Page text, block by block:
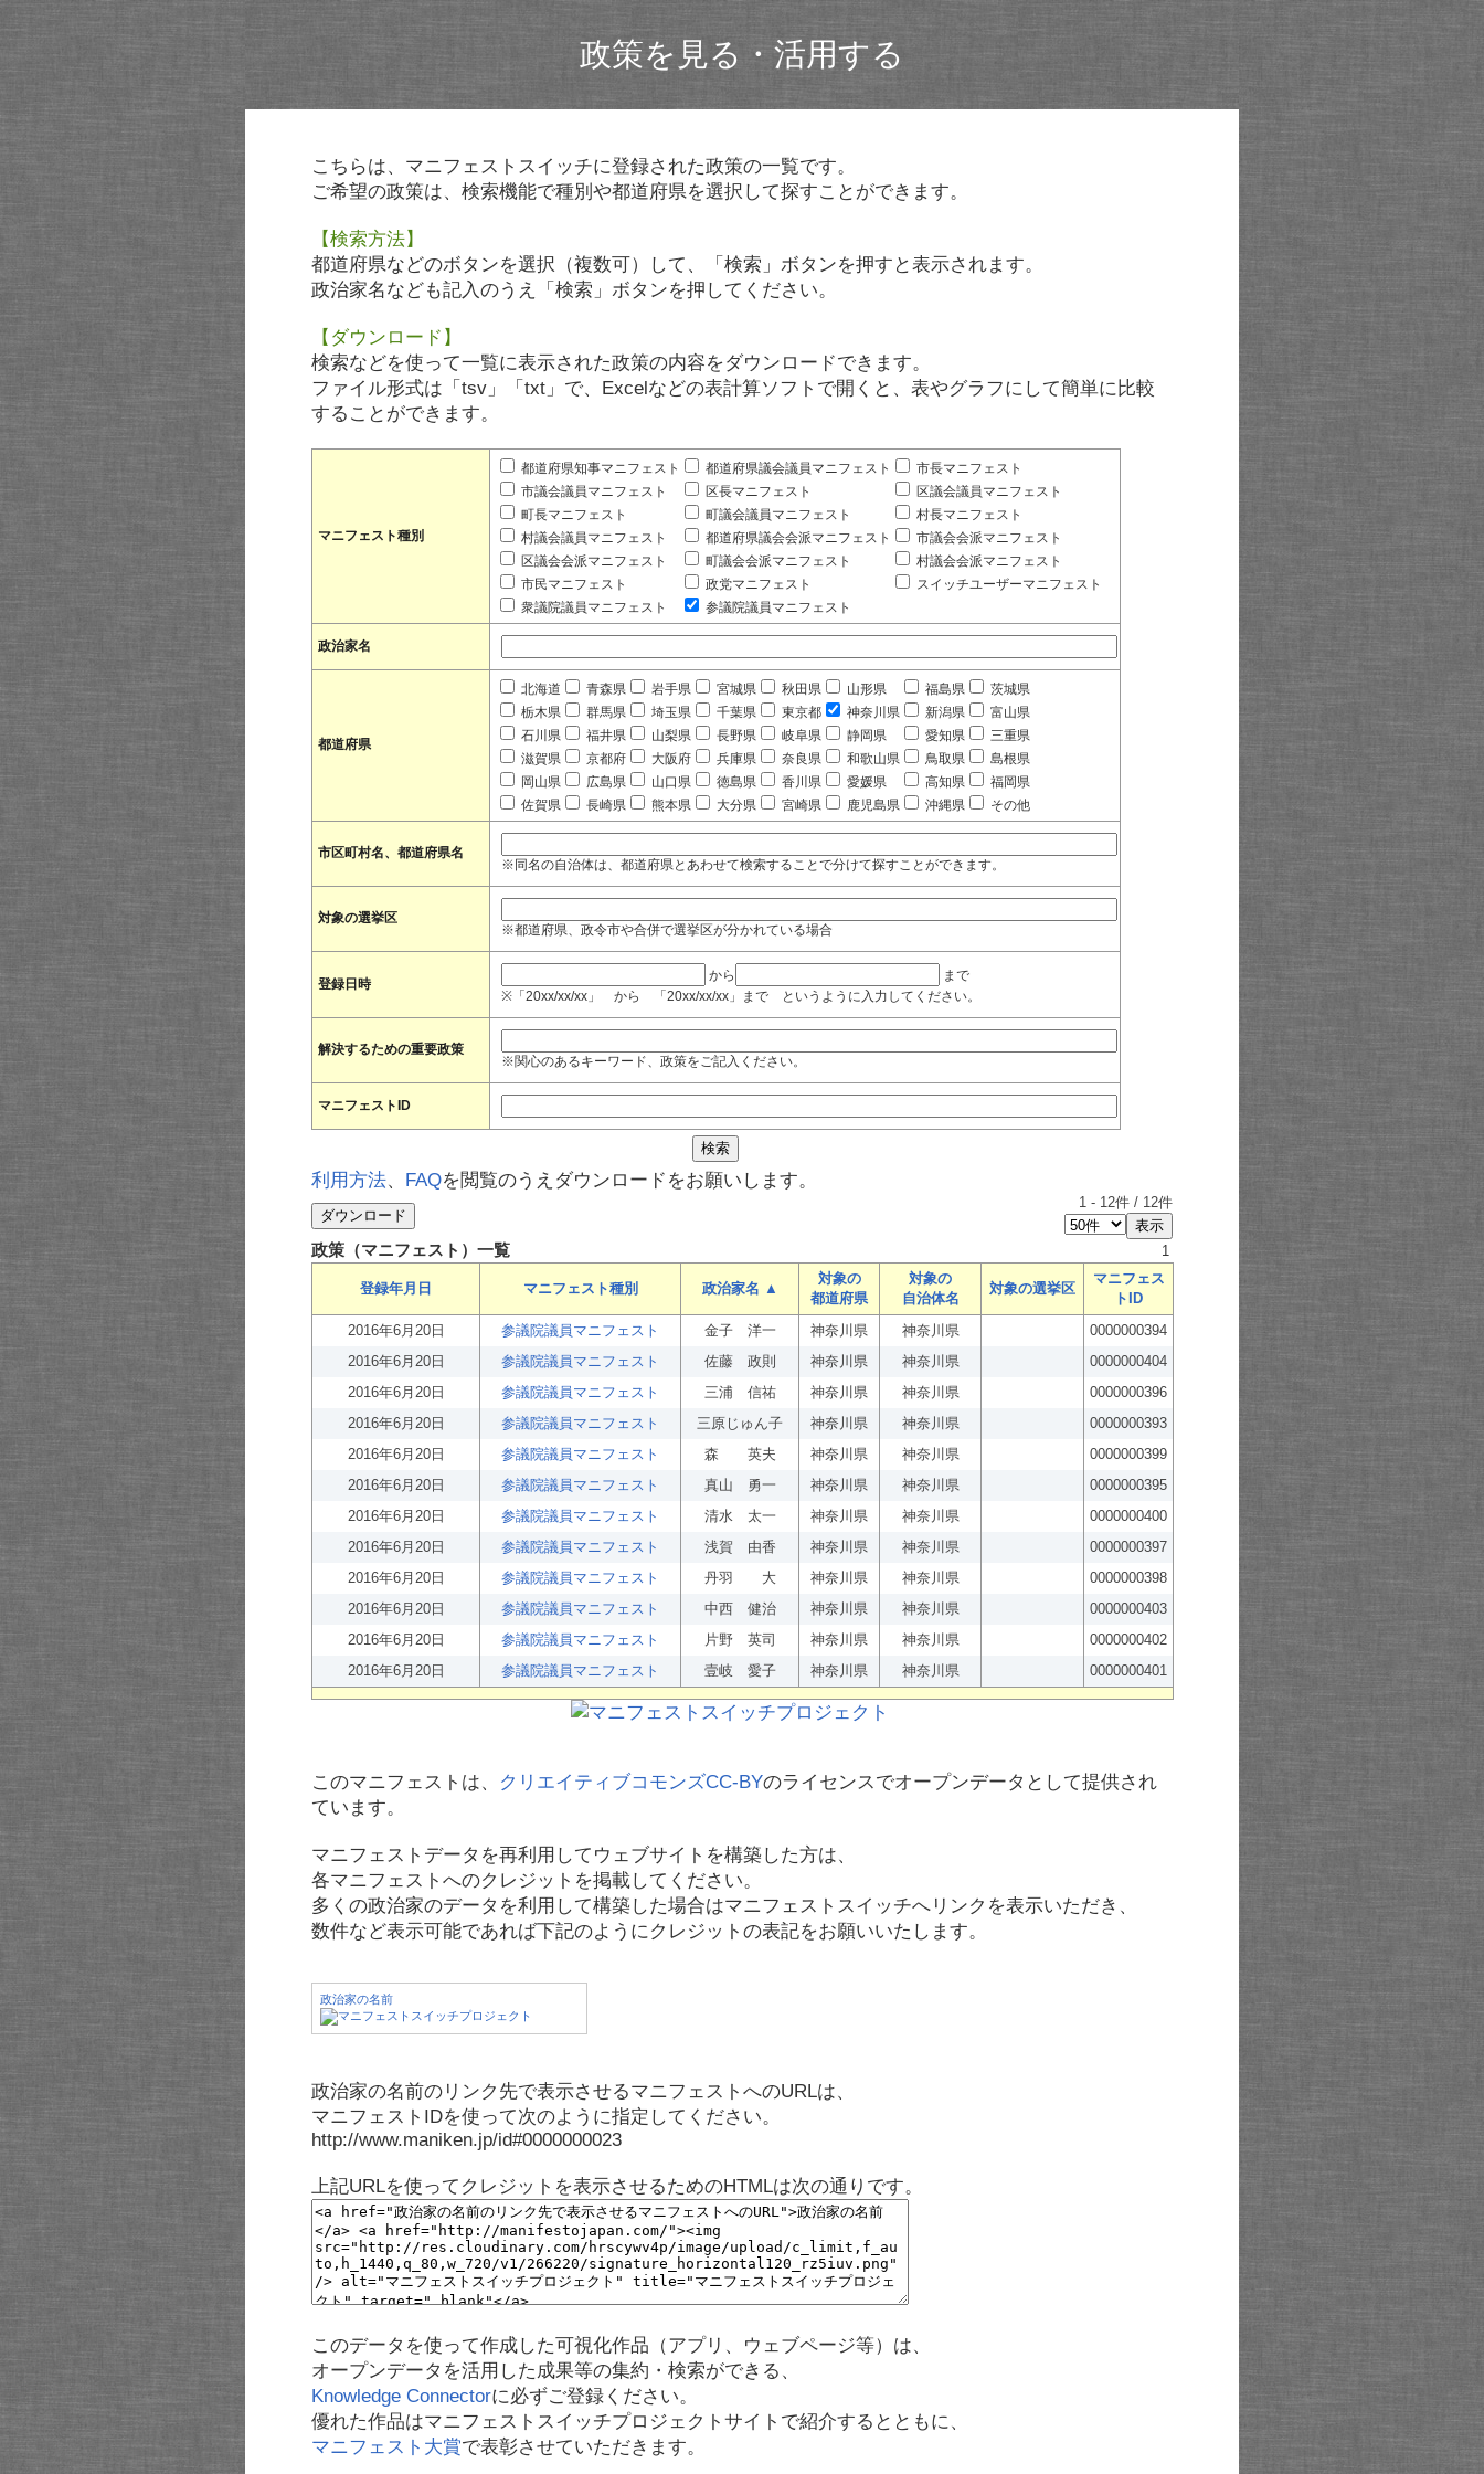
政策を見る・活用する
こちらは、マニフェストスイッチに登録された政策の一覧です。
ご希望の政策は、検索機能で種別や都道府県を選択して探すことができます。
【検索方法】
都道府県などのボタンを選択（複数可）して、「検索」ボタンを押すと表示されます。
政治家名なども記入のうえ「検索」ボタンを押してください。
【ダウンロード】
検索などを使って一覧に表示された政策の内容をダウンロードできます。
ファイル形式は「tsv」「txt」で、Excelなどの表計算ソフトで開くと、表やグラフにして簡単に比較
することができます。
マニフェスト種別
都道府県知事マニフェスト 都道府県議会議員マニフェスト
市長マニフェスト
市議会議員マニフェスト
区長マニフェスト
区議会議員マニフェスト
町長マニフェスト
町議会議員マニフェスト
村長マニフェスト
村議会議員マニフェスト
都道府県議会会派マニフェスト
市議会会派マニフェスト
区議会会派マニフェスト
町議会会派マニフェスト
村議会会派マニフェスト
市民マニフェスト
政党マニフェスト
スイッチユーザーマニフェスト
衆議院議員マニフェスト
参議院議員マニフェスト
政治家名
都道府県
北海道 青森県 岩手県 宮城県 秋田県 山形県 福島県
茨城県
栃木県
群馬県 埼玉県 千葉県 東京都 神奈川県 新潟県
富山県
石川県
福井県 山梨県 長野県 岐阜県 静岡県 愛知県
三重県
滋賀県
京都府 大阪府 兵庫県 奈良県 和歌山県 鳥取県
島根県
岡山県
広島県 山口県 徳島県 香川県 愛媛県 高知県
福岡県
佐賀県
長崎県 熊本県 大分県 宮崎県 鹿児島県 沖縄県 その他
市区町村名、都道府県名
※同名の自治体は、都道府県とあわせて検索することで分けて探すことができます。
対象の選挙区
※都道府県、政令市や合併で選挙区が分かれている場合
登録日時
から
まで
※「20xx/xx/xx」 から 「20xx/xx/xx」まで というように入力してください。
解決するための重要政策
※関心のあるキーワード、政策をご記入ください。
マニフェストID
利用方法、 FAQを閲覧のうえダウンロードをお願いします。
1 - 12件 / 12件
政策（マニフェスト）一覧 1
登録年月日 マニフェスト種別 政治家名 ▲
対象の
都道府県
対象の
自治体名
対象の選挙区
マニフェス
トID
2016年6月20日
参議院議員マニフェスト 金子 洋一 神奈川県 神奈川県
0000000394
2016年6月20日
参議院議員マニフェスト 佐藤 政則 神奈川県 神奈川県
0000000404
2016年6月20日
参議院議員マニフェスト 三浦 信祐 神奈川県 神奈川県
0000000396
2016年6月20日
参議院議員マニフェスト 三原じゅん子 神奈川県 神奈川県
0000000393
2016年6月20日
参議院議員マニフェスト 森 英夫 神奈川県 神奈川県
0000000399
2016年6月20日
参議院議員マニフェスト 真山 勇一 神奈川県 神奈川県
0000000395
2016年6月20日
参議院議員マニフェスト 清水 太一 神奈川県 神奈川県
0000000400
2016年6月20日
参議院議員マニフェスト 浅賀 由香 神奈川県 神奈川県
0000000397
2016年6月20日
参議院議員マニフェスト 丹羽 大 神奈川県 神奈川県
0000000398
2016年6月20日
参議院議員マニフェスト 中西 健治 神奈川県 神奈川県
0000000403
2016年6月20日
参議院議員マニフェスト 片野 英司 神奈川県 神奈川県
0000000402
2016年6月20日
参議院議員マニフェスト 壹岐 愛子 神奈川県 神奈川県 0000000401
このマニフェストは、 クリエイティブコモンズCC-BYのライセンスでオープンデータとして提供され
ています。
マニフェストデータを再利用してウェブサイトを構築した方は、
各マニフェストへのクレジットを掲載してください。
多くの政治家のデータを利用して構築した場合はマニフェストスイッチへリンクを表示いただき、
数件など表示可能であれば下記のようにクレジットの表記をお願いいたします。
政治家の名前
政治家の名前のリンク先で表示させるマニフェストへのURLは、
マニフェストIDを使って次のように指定してください。
http://www.maniken.jp/id#0000000023
上記URLを使ってクレジットを表示させるためのHTMLは次の通りです。
このデータを使って作成した可視化作品（アプリ、ウェブページ等）は、
オープンデータを活用した成果等の集約・検索ができる、
Knowledge Connectorに必ずご登録ください。
優れた作品はマニフェストスイッチプロジェクトサイトで紹介するとともに、
マニフェスト大賞で表彰させていただきます。